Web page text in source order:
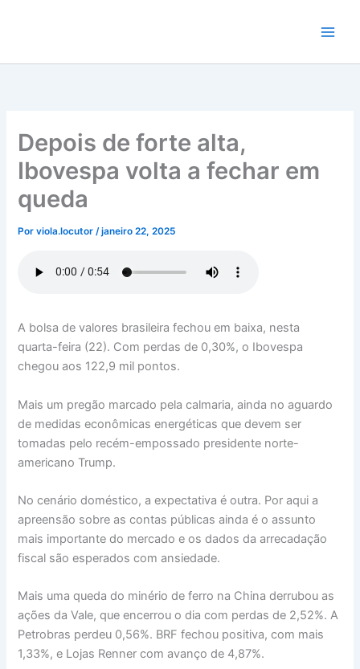
conteúdo
Depois de forte alta,
Ibovespa volta a fechar em
queda
Porviola.locutor/janeiro 22, 2025
A bolsa de valores brasileira fechou em baixa, nesta
quarta-feira (22). Com perdas de 0,30%, o Ibovespa
chegou aos 122,9 mil pontos.
Mais um pregão marcado pela calmaria, ainda no aguardo
de medidas econômicas energéticas que devem ser
tomadas pelo recém-empossado presidente norte-
americano Trump.
No cenário doméstico, a expectativa é outra. Por aqui a
apreensão sobre as contas públicas ainda é o assunto
mais importante do mercado e os dados da arrecadação
fiscal são esperados com ansiedade.
Mais uma queda do minério de ferro na China derrubou as
ações da Vale, que encerrou o dia com perdas de 2,52%. A
Petrobras perdeu 0,56%. BRF fechou positiva, com mais
1,33%, e Lojas Renner com avanço de 4,87%.